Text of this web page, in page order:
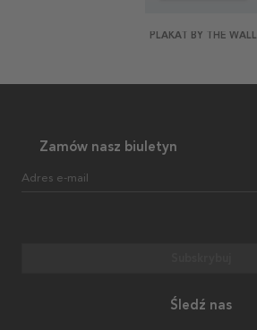
PLAKAT BY THE WALL
Zamów nasz biuletyn
Adres e-mail
Śledź nas